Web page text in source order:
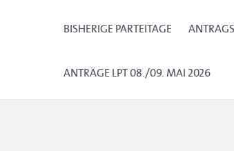
BISHERIGE PARTEITAGE
ANTRÄGE LPT 08./09. MAI 2026